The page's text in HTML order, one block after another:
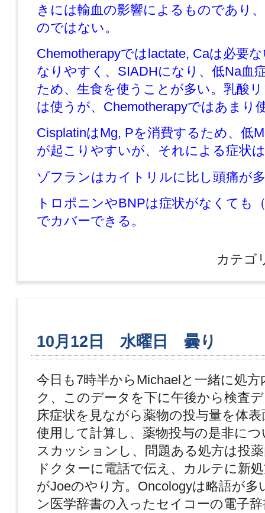
きには輸血の影響によるものであり
のではない。
Chemotherapyではlactate, Caは必要
なりやすく、SIADHになり、低Na血
ため、生食を使うことが多い。乳酸
は使うが、Chemotherapyではあまり
CisplatinはMg, Pを消費するため、低
が起こりやすいが、それによる症状
ゾフランはカイトリルに比し頭痛が
トロポニンやBNPは症状がなくても
でカバーできる。
カテゴ
10月12日 水曜日 曇り
今日も7時半からMichaelと一緒に処
ク、このデータを下に午後から検査
床症状を見ながら薬物の投与量を体
使用して計算し、薬物投与の是非に
スカッションし、問題ある処方は投
ドクターに電話で伝え、カルテに新
がJoeのやり方。Oncologyは略語が多
ン医学辞書の入ったセイコーの電子